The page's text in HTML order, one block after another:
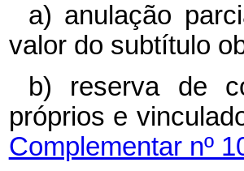
a) anulação
valor do subtítulo
b) reserva de
próprios e
Complementar nº